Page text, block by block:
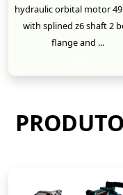
hydraulic orbital motor
with splined z6 shaft 2
flange and ...